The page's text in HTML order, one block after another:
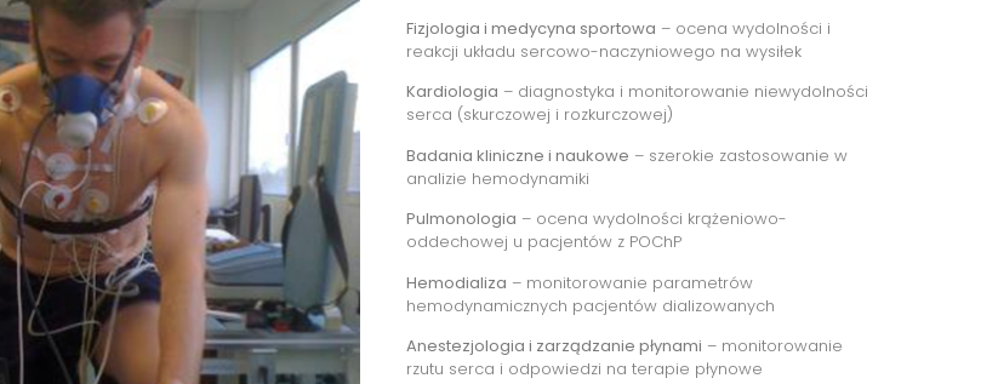
Fizjologia i medycyna sportowa – ocena wydolności i
reakcji układu sercowo-naczyniowego na wysiłek
Kardiologia – diagnostyka i monitorowanie niewydolności
serca (skurczowej i rozkurczowej)
Badania kliniczne i naukowe – szerokie zastosowanie w
analizie hemodynamiki
Pulmonologia – ocena wydolności krążeniowo-
oddechowej u pacjentów z POChP
Hemodializa – monitorowanie parametrów
hemodynamicznych pacjentów dializowanych
Anestezjologia i zarządzanie płynami – monitorowanie
rzutu serca i odpowiedzi na terapie płynowe